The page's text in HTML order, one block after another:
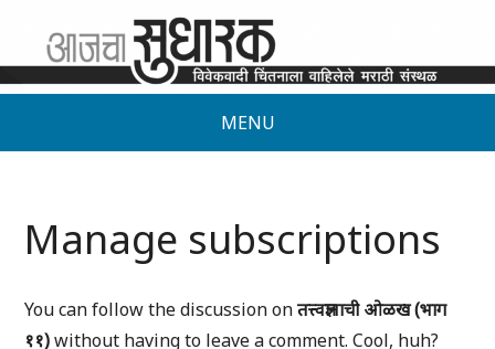
MENU
Manage subscriptions
You can follow the discussion onतत्त्वज्ञानाची ओळख (भाग
११)without having to leave a comment. Cool, huh?